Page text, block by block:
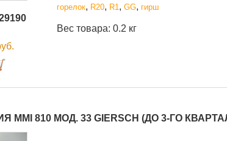
горелок, R20, R1 , GG, гирш
Вес товара: 0.2 кг
MMI 810 МОД. 33 GIERSCH (ДО 3-ГО